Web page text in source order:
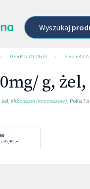
Wyszukaj
› DERMATOLOGIA › GRZYBICA
g, żel,
żel, Mikonazol (miconazole), Polfa
19,99 zł